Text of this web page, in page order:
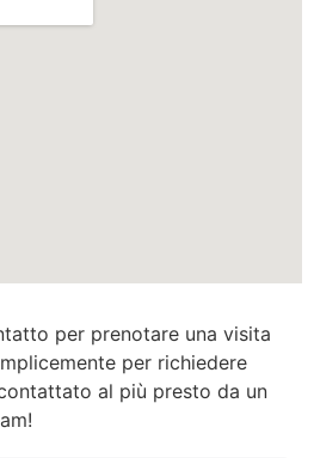
per prenotare una visita
per richiedere
al più presto da un